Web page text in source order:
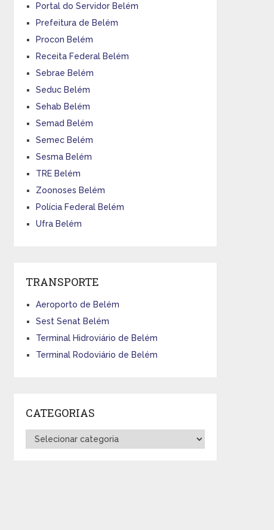
Portal do Servidor Belém
Prefeitura de Belém
Procon Belém
Receita Federal Belém
Sebrae Belém
Seduc Belém
Sehab Belém
Semad Belém
Semec Belém
Sesma Belém
TRE Belém
Zoonoses Belém
Polícia Federal Belém
Ufra Belém
TRANSPORTE
Aeroporto de Belém
Sest Senat Belém
Terminal Hidroviário de Belém
Terminal Rodoviário de Belém
CATEGORIAS
Categorias